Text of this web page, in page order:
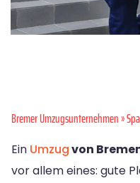
Bremer Umzugsunternehmen»
Ein Umzugvon
vor allem eines: gute